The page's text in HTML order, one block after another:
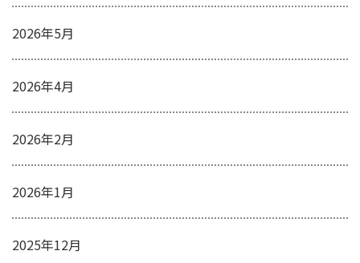
2026年5月
2026年4月
2026年2月
2026年1月
2025年12月